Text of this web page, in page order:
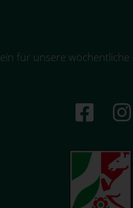
ein für unsere wöchentliche